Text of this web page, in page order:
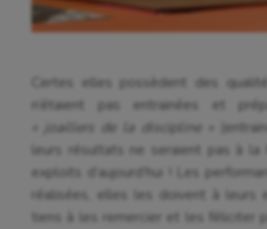
Auto
Ballon au poing
Baseball
Billard
Certes elles possèdent des
n’étaient pas entrainées et
« joaillers de la discipline »
leurs résultats ne seraient pas à la
exploits d’aujourd’hui ! Les
réalisées, elles les doivent à leurs
tiens à les remercier et les féliciter